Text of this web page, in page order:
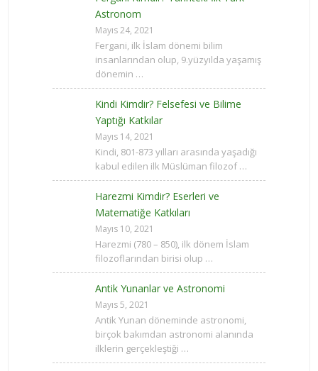
Astronom
Mayıs 24, 2021
Fergani, ilk İslam dönemi bilim
insanlarından olup, 9.yüzyılda yaşamış
dönemin …
Kindi Kimdir? Felsefesi ve Bilime
Yaptığı Katkılar
Mayıs 14, 2021
Kindi, 801-873 yılları arasında yaşadığı
kabul edilen ilk Müslüman filozof …
Harezmi Kimdir? Eserleri ve
Matematiğe Katkıları
Mayıs 10, 2021
Harezmi (780 – 850), ilk dönem İslam
filozoflarından birisi olup …
Antik Yunanlar ve Astronomi
Mayıs 5, 2021
Antik Yunan döneminde astronomi,
birçok bakımdan astronomi alanında
ilklerin gerçekleştiği …